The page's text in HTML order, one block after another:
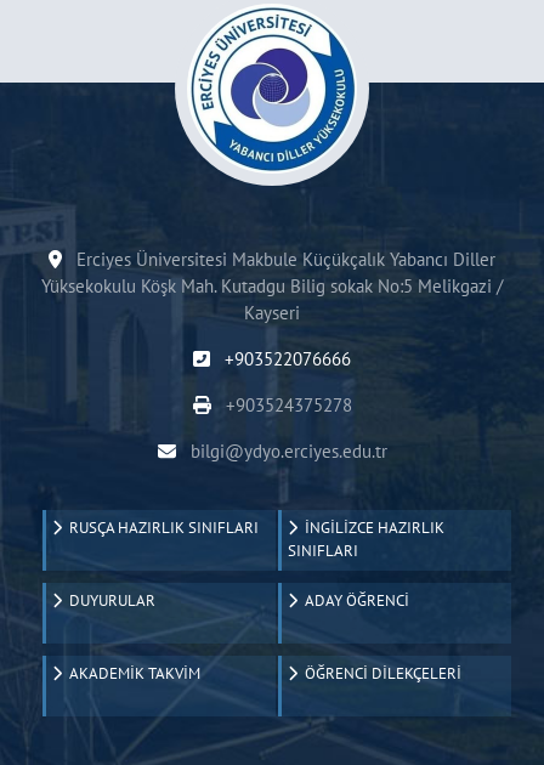
Erciyes Üniversitesi Makbule Küçükçalık Yabancı Diller
Yüksekokulu Köşk Mah. Kutadgu Bilig sokak No:5 Melikgazi /
Kayseri
+903522076666
+903524375278
bilgi@ydyo.erciyes.edu.tr
RUSÇA HAZIRLIK SINIFLARI
İNGİLİZCE HAZIRLIK
SINIFLARI
DUYURULAR ADAY ÖĞRENCİ
AKADEMİK TAKVİM ÖĞRENCİ DİLEKÇELERİ